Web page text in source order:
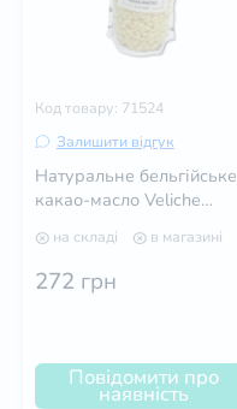
Код товару: 71524
Залишити відгук
Натуральне бельгійське
какао-масло Veliche
на складі в магазині
272 грн
Повідомити про
наявність